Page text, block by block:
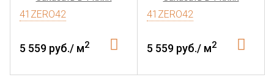
41ZERO42
5 559 руб./ м2
41ZERO42
5 559 руб./ м2